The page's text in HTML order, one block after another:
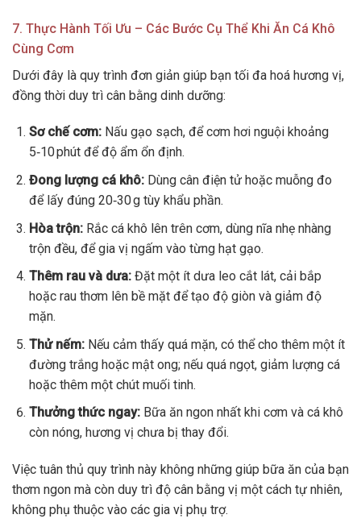
7. Thực Hành Tối Ưu – Các Bước Cụ Thể Khi Ăn Cá Khô
Cùng Cơm
Dưới đây là quy trình đơn giản giúp bạn tối đa hoá hương vị,
đồng thời duy trì cân bằng dinh dưỡng:
Sơ chế cơm:Nấu gạo sạch, để cơm hơi nguội khoảng
5‑10 phút để độ ẩm ổn định.
Đong lượng cá khô:Dùng cân điện tử hoặc muỗng đo
để lấy đúng 20‑30 g tùy khẩu phần.
Hòa trộn:Rắc cá khô lên trên cơm, dùng nĩa nhẹ nhàng
trộn đều, để gia vị ngấm vào từng hạt gạo.
Thêm rau và dưa:Đặt một ít dưa leo cắt lát, cải bắp
hoặc rau thơm lên bề mặt để tạo độ giòn và giảm độ
mặn.
Thử nếm:Nếu cảm thấy quá mặn, có thể cho thêm một ít
đường trắng hoặc mật ong; nếu quá ngọt, giảm lượng cá
hoặc thêm một chút muối tinh.
Thưởng thức ngay:Bữa ăn ngon nhất khi cơm và cá khô
còn nóng, hương vị chưa bị thay đổi.
Việc tuân thủ quy trình này không những giúp bữa ăn của bạn
thơm ngon mà còn duy trì độ cân bằng vị một cách tự nhiên,
không phụ thuộc vào các gia vị phụ trợ.